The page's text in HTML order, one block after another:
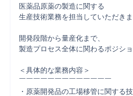
医薬品原薬の製造に関する
生産技術業務を担当していただきま
開発段階から量産化まで、
製造プロセス全体に関わるポジショ
＜具体的な業務内容＞
￣￣￣￣￣￣￣￣￣￣￣￣￣
・原薬開発品の工場移管に関する